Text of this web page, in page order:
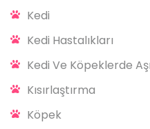
Kedi
Kedi Hastalıkları
Kedi Ve Köpeklerde Aşı
Kısırlaştırma
Köpek